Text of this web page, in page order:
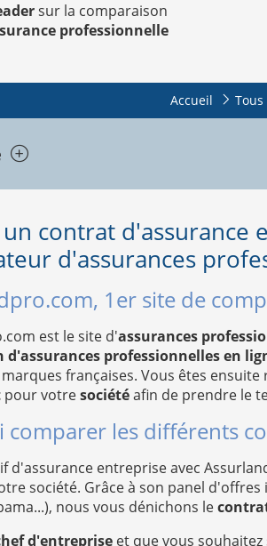
sur la comparaison
professionnelle
Accueil
contrat d'assurance
d'assurances
1er site de
est le site d'assurances
d'assurances professionnelles en
françaises. Vous êtes
pour votresociétéafin de prendre le
comparer les différents
d'assurance entreprise avec
société. Grâce à son panel
nous vous dénichons le
d'entreprise et que vous